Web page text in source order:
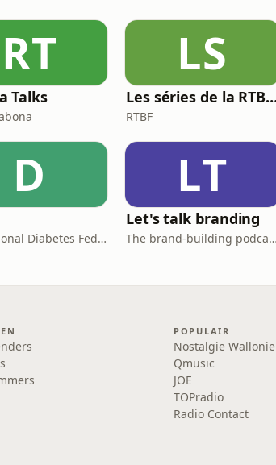
RT
Talks
LS
Les séries de la
RTBF
D
International Diabetes Federation
LT
Let's talk branding
The brand-building podcast by Stef Hamerlinck
POPULAIR
Nostalgie Wallonie
Qmusic
JOE
TOPradio
Radio Contact